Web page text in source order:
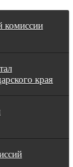
комиссии
края